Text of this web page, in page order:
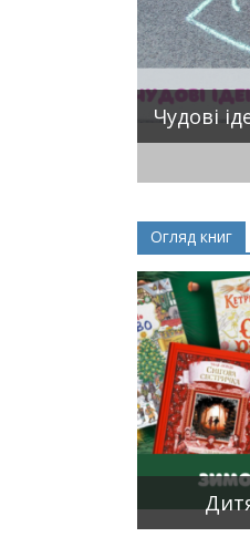
Чудові
Огляд книг